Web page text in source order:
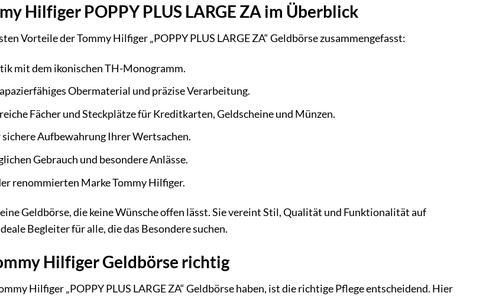
Hilfiger POPPY PLUS LARGE ZA im Überblick
Vorteile der Tommy Hilfiger „POPPY PLUS LARGE ZA“ Geldbörse zusammengefasst:
mit dem ikonischen TH-Monogramm.
Obermaterial und präzise Verarbeitung.
Fächer und Steckplätze für Kreditkarten, Geldscheine und Münzen.
Aufbewahrung Ihrer Wertsachen.
Gebrauch und besondere Anlässe.
renommierten Marke Tommy Hilfiger.
eine Geldbörse, die keine Wünsche offen lässt. Sie vereint Stil, Qualität und Funktionalität auf
Begleiter für alle, die das Besondere suchen.
Hilfiger Geldbörse richtig
Hilfiger „POPPY PLUS LARGE ZA“ Geldbörse haben, ist die richtige Pflege entscheidend. Hier